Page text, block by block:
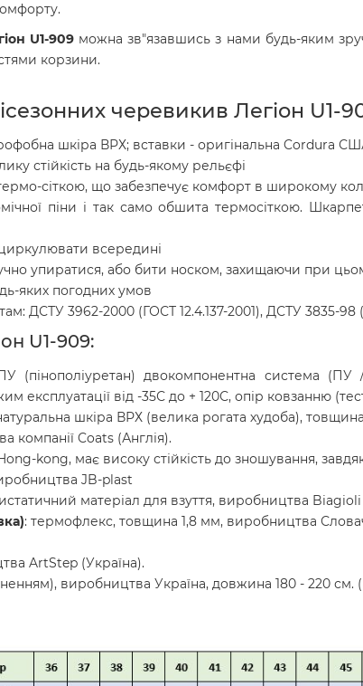
U1-909 можна зв"язавшись з нами будь-яким
корзини.
черевикив Легіон U1-
шкіра ВРХ; вставки - оригінальна Cordura
стійкість на будь-якому рельєфі
сіткою, що забезпечує комфорт в широкому
піни і так само обшита термосіткою.
всередині
упиратися, або бити носком, захищаючи при
яких погодних умов
ДСТУ 3962-2000 (ГОСТ 12.4.137-2001), ДСТУ 3835-
U1-909:
(пінополіуретан) двокомпонентна система (ПУ
експлуатації від -35С до + 120С, опір ковзанню
шкіра ВРХ (велика рогата худоба),
компанії Coats (Англія).
kong, має високу стійкість до зношування,
JB-plast
матеріал для взуття, виробництва Biagioli
: термофлекс, товщина 1,8 мм, виробництва
ArtStep (Україна).
виробництва Україна, довжина 180 - 220 см.